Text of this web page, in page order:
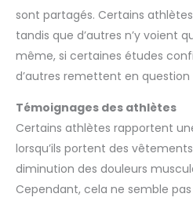
sont partagés. Certains
tandis que d’autres n’y voient
même, si certaines études
d’autres remettent en
Témoignages des athlètes
Certains athlètes rapportent
lorsqu’ils portent des
diminution des douleurs
Cependant, cela ne semble